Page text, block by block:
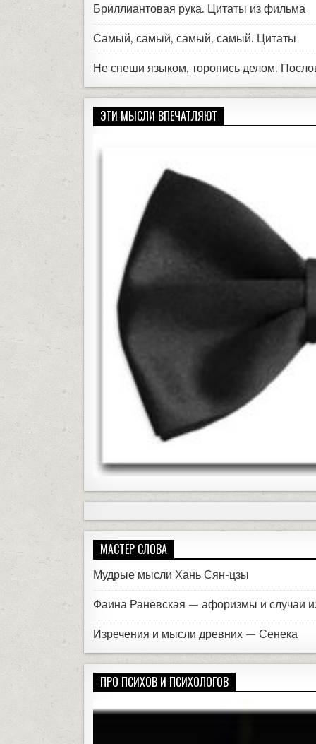
Самый, самый, самый, самый. Цитаты
Не спеши языком, торопись делом.
ЭТИ МЫСЛИ ВПЕЧАТЛЯЮТ
МАСТЕР СЛОВА
Мудрые мысли Хань Сян-цзы
Фаина Раневская — афоризмы и случаи
Изречения и мысли древних — Сенека
ПРО ПСИХОВ И ПСИХОЛОГОВ